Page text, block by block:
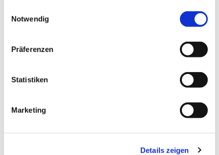
Notwendig
Präferenzen
Statistiken
Marketing
Details zeigen